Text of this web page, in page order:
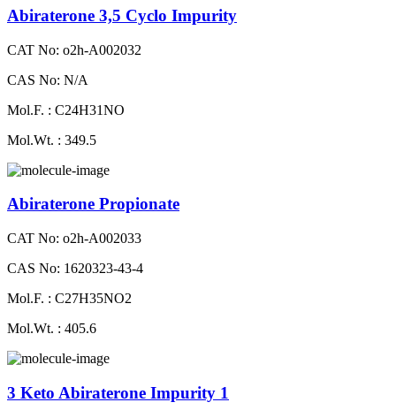
Abiraterone 3,5 Cyclo Impurity
CAT No: o2h-A002032
CAS No: N/A
Mol.F. : C24H31NO
Mol.Wt. : 349.5
Abiraterone Propionate
CAT No: o2h-A002033
CAS No: 1620323-43-4
Mol.F. : C27H35NO2
Mol.Wt. : 405.6
3 Keto Abiraterone Impurity 1